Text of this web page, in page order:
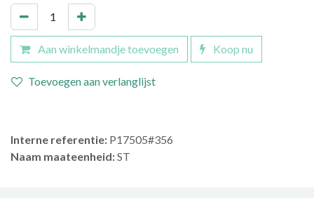
Aan winkelmandje toevoegen Koop nu
Toevoegen aan verlanglijst
Interne referentie: P17505#356
Naam maateenheid:ST